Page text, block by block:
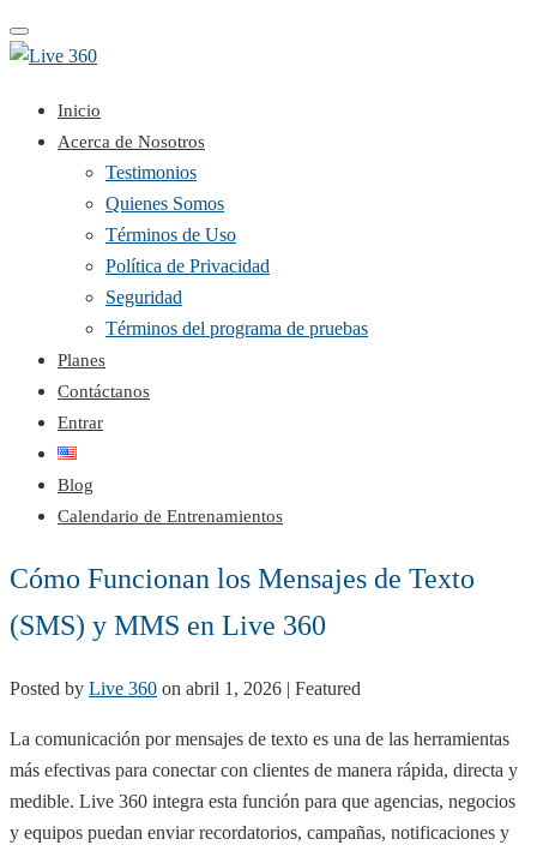
Toggle
navigation
Inicio
Acerca de Nosotros
Testimonios
Quienes Somos
Términos de Uso
Política de Privacidad
Seguridad
Términos del programa de pruebas
Planes
Contáctanos
Entrar
Blog
Calendario de Entrenamientos
Cómo Funcionan los Mensajes de Texto
(SMS) y MMS en Live 360
Posted by Live 360 on abril 1, 2026 | Featured
La comunicación por mensajes de texto es una de las herramientas
más efectivas para conectar con clientes de manera rápida, directa y
medible. Live 360 integra esta función para que agencias, negocios
y equipos puedan enviar recordatorios, campañas, notificaciones y